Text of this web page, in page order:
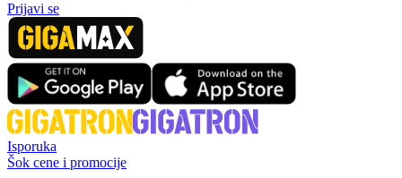
Prijavi se
Isporuka
Šok cene i promocije